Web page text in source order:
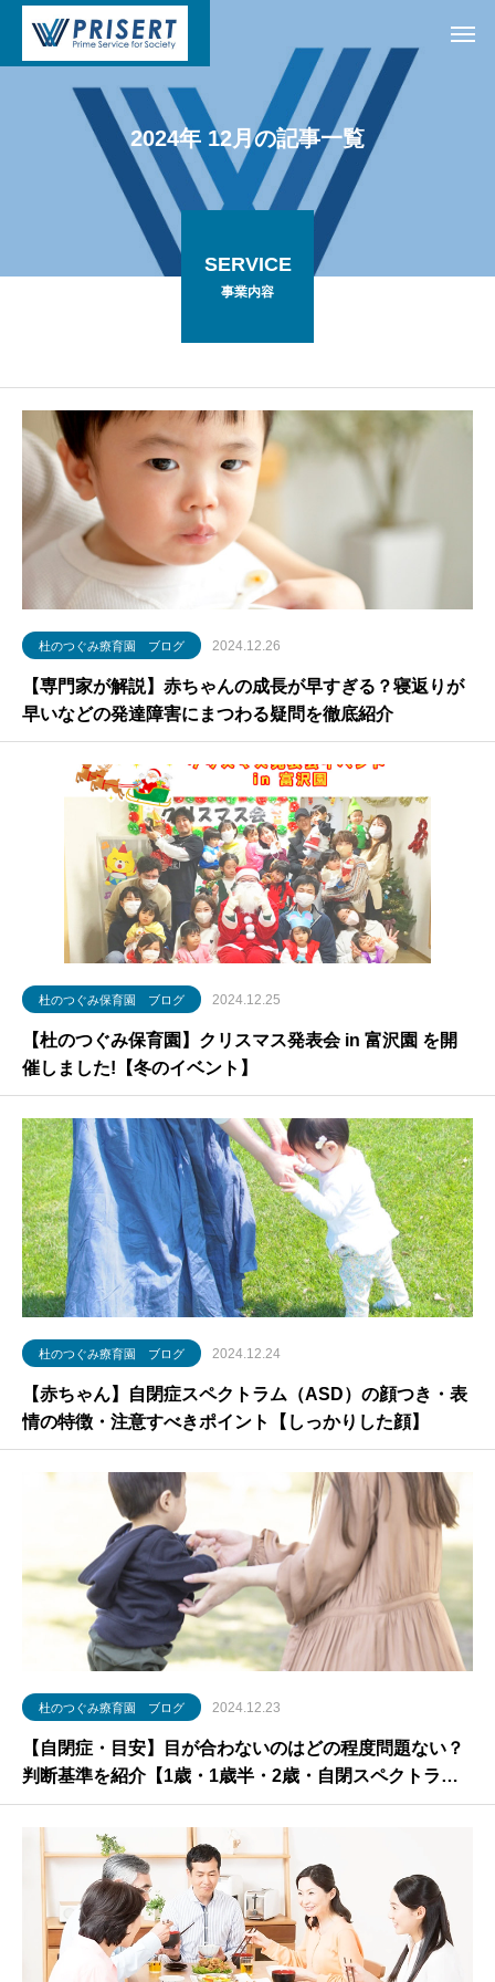
2024年 12月の記事一覧
SERVICE
事業内容
杜のつぐみ療育園 ブログ 2024.12.26
【専門家が解説】赤ちゃんの成長が早すぎる？寝返りが
早いなどの発達障害にまつわる疑問を徹底紹介
杜のつぐみ保育園 ブログ 2024.12.25
【杜のつぐみ保育園】クリスマス発表会 in 富沢園 を開
催しました!【冬のイベント】
杜のつぐみ療育園 ブログ 2024.12.24
【赤ちゃん】自閉症スペクトラム（ASD）の顔つき・表
情の特徴・注意すべきポイント【しっかりした顔】
杜のつぐみ療育園 ブログ 2024.12.23
【自閉症・目安】目が合わないのはどの程度問題ない？
判断基準を紹介【1歳・1歳半・2歳・自閉スペクトラム
症】